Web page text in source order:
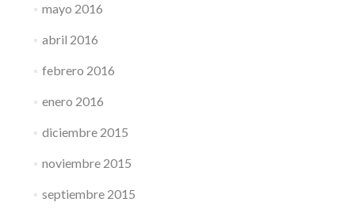
mayo 2016
abril 2016
febrero 2016
enero 2016
diciembre 2015
noviembre 2015
septiembre 2015